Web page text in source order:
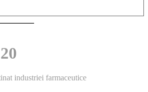
industriei farmaceutice